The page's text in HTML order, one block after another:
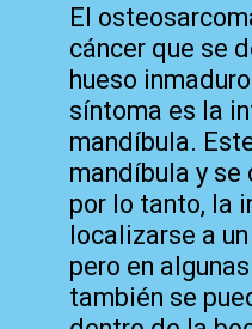
El
cáncer que se
hueso
síntoma es la
mandíbula.
mandíbula y se
por lo tanto, la
localizarse a
pero en
también se